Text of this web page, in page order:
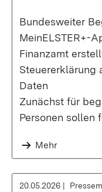
Bundesweiter
MeinELSTER+-
Finanzamt
Steuererklärung
Daten
Zunächst für
Personen sollen
Mehr
20.05.2026